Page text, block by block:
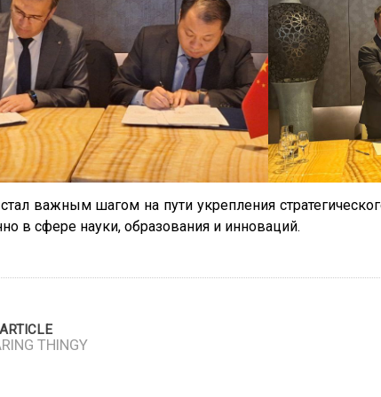
важным шагом на пути укрепления
в сфере науки, образования и инноваций.
THINGY